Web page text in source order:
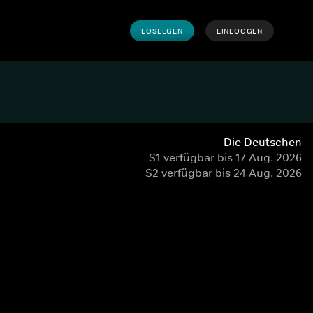
LOSLEGEN EINLOGGEN
Die Deutschen
S1 verfügbar bis 17 Aug. 2026
S2 verfügbar bis 24 Aug. 2026